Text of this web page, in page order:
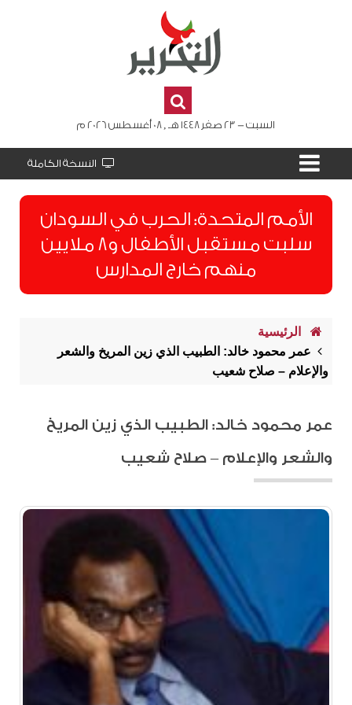
السبت - 23 صفر 1448 هـ , 08 أغسطس 2026 م
النسخة الكاملة
الأمم المتحدة: الحرب في السودان
سلبت مستقبل الأطفال و8 ملايين
منهم خارج المدارس
الرئيسية
عمر محمود خالد: الطبيب الذي زين المريخ والشعر
والإعلام – صلاح شعيب
عمر محمود خالد: الطبيب الذي زين المريخ
والشعر والإعلام – صلاح شعيب